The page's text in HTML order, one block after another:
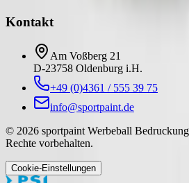
Kontakt
Am Voßberg 21
D-23758 Oldenburg i.H.
+49 (0)4361 / 555 39 75
info@sportpaint.de
© 2026 sportpaint Werbeball
Rechte vorbehalten.
Cookie-Einstellungen